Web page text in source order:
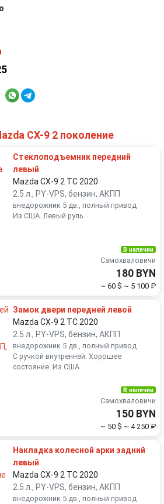
CX-9 2 поколение
Стеклоподъемник передний
левый
Mazda CX-9 2 TC 2020
2.5 л., PY-VPS, бензин, АКПП
внедорожник 5 дв., полный привод
Из США. Левый руль
В наличии
Самохваловичи
180 BYN
~ 60 $ ~ 5 100 ₽
Замок двери передней левой
Mazda CX-9 2 TC 2020
2.5 л., PY-VPS, бензин, АКПП
внедорожник 5 дв., полный привод
С ручкой внутренней. Хорошее
состояние. Из США
В наличии
Самохваловичи
150 BYN
~ 50 $ ~ 4 250 ₽
Накладка колесной арки задний
левый
Mazda CX-9 2 TC 2020
2.5 л., PY-VPS, бензин, АКПП
внедорожник 5 дв., полный привод